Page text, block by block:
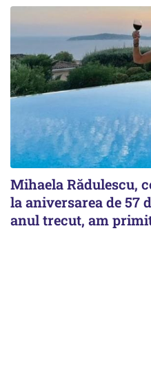
Mihaela Rădulescu,
la aniversarea de 57
anul trecut, am